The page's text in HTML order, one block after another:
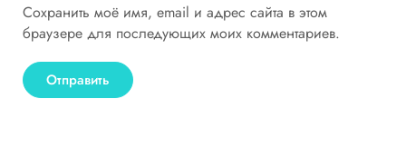
Сохранить моё имя, email и адрес сайта в этом
браузере для последующих моих комментариев.